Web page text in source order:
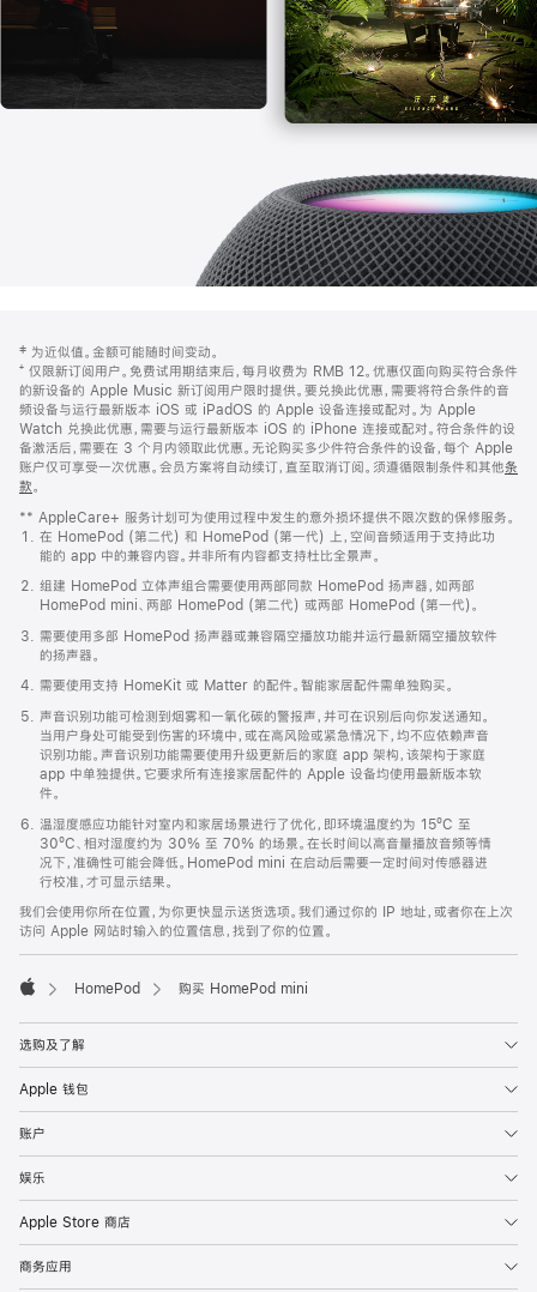
页
页
脚
注
‡ 为近似值。金额可能随时间变动。
⁺ 仅限新订阅用户。免费试用期结束后，每月收费为 RMB 12。优惠仅面向购买符合条件
的新设备的 Apple Music 新订阅用户限时提供。要兑换此优惠，需要将符合条件的音
频设备与运行最新版本 iOS 或 iPadOS 的 Apple 设备连接或配对。为 Apple
Watch 兑换此优惠，需要与运行最新版本 iOS 的 iPhone 连接或配对。符合条件的设
备激活后，需要在 3 个月内领取此优惠。无论购买多少件符合条件的设备，每个 Apple
账户仅可享受一次优惠。会员方案将自动续订，直至取消订阅。须遵循限制条件和其他条
款。
窗
口
中
打
开)
** AppleCare+ 服务计划可为使用过程中发生的意外损坏提供不限次数的保修服务。
在 HomePod (第二代) 和 HomePod (第一代) 上，空间音频适用于支持此功
能的 app 中的兼容内容。并非所有内容都支持杜比全景声。
组建 HomePod 立体声组合需要使用两部同款 HomePod 扬声器，如两部
HomePod mini、两部 HomePod (第二代) 或两部 HomePod (第一代)。
需要使用多部 HomePod 扬声器或兼容隔空播放功能并运行最新隔空播放软件
的扬声器。
需要使用支持 HomeKit 或 Matter 的配件。智能家居配件需单独购买。
声音识别功能可检测到烟雾和一氧化碳的警报声，并可在识别后向你发送通知。
当用户身处可能受到伤害的环境中，或在高风险或紧急情况下，均不应依赖声音
识别功能。声音识别功能需要使用升级更新后的家庭 app 架构，该架构于家庭
app 中单独提供。它要求所有连接家居配件的 Apple 设备均使用最新版本软
件。
温湿度感应功能针对室内和家居场景进行了优化，即环境温度约为 15ºC 至
30ºC、相对湿度约为 30% 至 70% 的场景。在长时间以高音量播放音频等情
况下，准确性可能会降低。HomePod mini 在启动后需要一定时间对传感器进
行校准，才可显示结果。
我们会使用你所在位置，为你更快显示送货选项。我们通过你的 IP 地址，或者你在上次
访问 Apple 网站时输入的位置信息，找到了你的位置。
HomePod 购买 HomePod mini
选购及了解
Apple 钱包
账户
娱乐
Apple Store 商店
商务应用